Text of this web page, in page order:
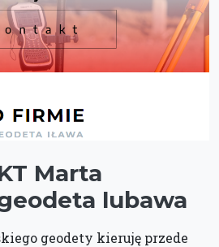
Marta
lubawa
geodety kieruję przede